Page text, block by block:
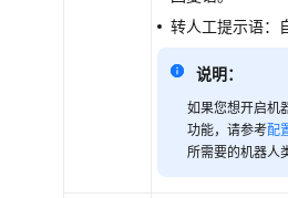
转人工提示语：
说明：
如果您想开启机
功能，请参考配
所需要的机器人